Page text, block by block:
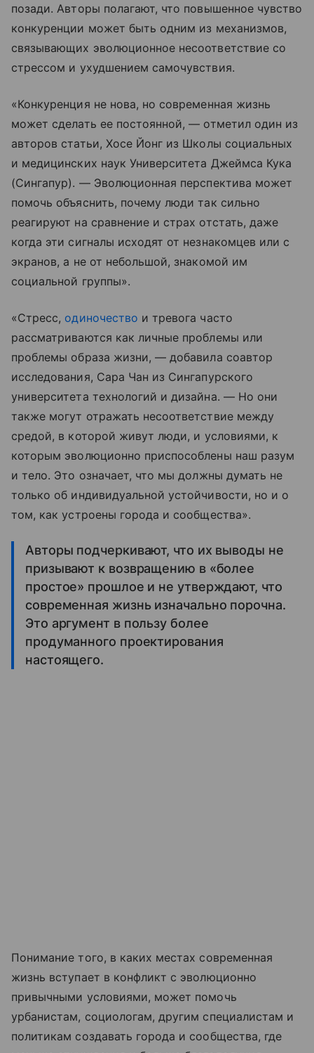
позади. Авторы полагают, что повышенное чувство
конкуренции может быть одним из механизмов,
связывающих эволюционное несоответствие со
стрессом и ухудшением самочувствия.
«Конкуренция не нова, но современная жизнь
может сделать ее постоянной, — отметил один из
авторов статьи, Хосе Йонг из Школы социальных
и медицинских наук Университета Джеймса Кука
(Сингапур). — Эволюционная перспектива может
помочь объяснить, почему люди так сильно
реагируют на сравнение и страх отстать, даже
когда эти сигналы исходят от незнакомцев или с
экранов, а не от небольшой, знакомой им
социальной группы».
«Стресс, одиночество и тревога часто
рассматриваются как личные проблемы или
проблемы образа жизни, — добавила соавтор
исследования, Сара Чан из Сингапурского
университета технологий и дизайна. — Но они
также могут отражать несоответствие между
средой, в которой живут люди, и условиями, к
которым эволюционно приспособлены наш разум
и тело. Это означает, что мы должны думать не
только об индивидуальной устойчивости, но и о
том, как устроены города и сообщества».
Авторы подчеркивают, что их выводы не
призывают к возвращению в «более
простое» прошлое и не утверждают, что
современная жизнь изначально порочна.
Это аргумент в пользу более
продуманного проектирования
настоящего.
Понимание того, в каких местах современная
жизнь вступает в конфликт с эволюционно
привычными условиями, может помочь
урбанистам, социологам, другим специалистам и
политикам создавать города и сообщества, где